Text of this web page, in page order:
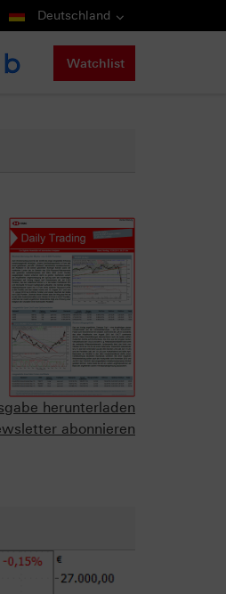
Deutschland
Watchlist
herunterladen
abonnieren